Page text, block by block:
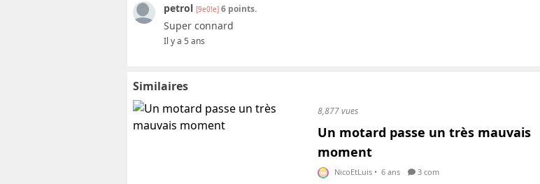
petrol [9e0!e] 6 points.
Super connard
Il y a 5 ans
Similaires
8,877 vues
Un motard passe un très mauvais
moment
NicoEtLuis • 6 ans 3 com